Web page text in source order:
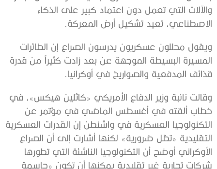
والآلات التي تعمل دون اعتماد كبير على الذكاء
الاصطناعي، تعيد تشكيل أرض المعركة.
ويقول محللون عسكريون يدرسون الصراع إن الطائرات
المسيرة البسيطة الموجهة عن بعد زادت كثيراً من قدرة
قذائف المدفعية والصواريخ في أوكرانيا.
وقالت نائبة وزير الدفاع الأمريكي «كاثلين هيكس»، في
خطاب ألقته في أغسطس الماضي في مؤتمر عن
التكنولوجيا العسكرية في واشنطن إن القدرات العسكرية
التقليدية «تظل ضرورية» لكنها أشارت إلى أن الصراع
الأوكراني أوضح أن التكنولوجيا الناشئة التي تطورها
شركات تجارية غير تقليدية يمكنها أن تكون «حاسمة